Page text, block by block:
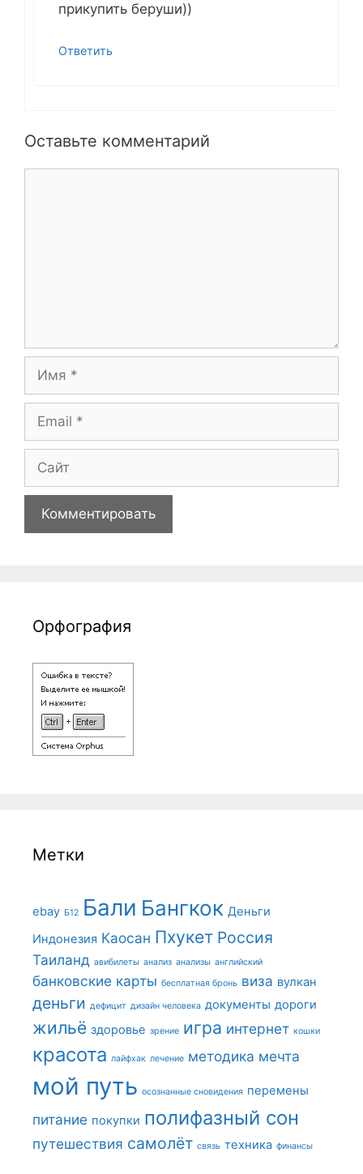
прикупить беруши))
Ответить
Оставьте комментарий
Имя
Email
Сайт
Орфография
Метки
ebay Б12 Бали Бангкок Деньги
Индонезия Каосан Пхукет Россия
Таиланд авибилеты анализ анализы английский
банковские карты бесплатная бронь виза вулкан
деньги дефицит дизайн человека документы дороги
жильё здоровье зрение игра интернет кошки
красота лайфхак лечение методика мечта
мой путь осознанные сновидения перемены
питание покупки полифазный сон
путешествия самолёт связь техника финансы